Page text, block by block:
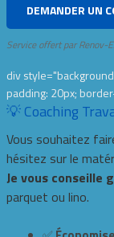
DEMANDER UN
Service offert par Renov-
div
padding: 20px;
💡 Coaching
Vous souhaitez
hésitez sur le
Je vous conseille
parquet ou lino.